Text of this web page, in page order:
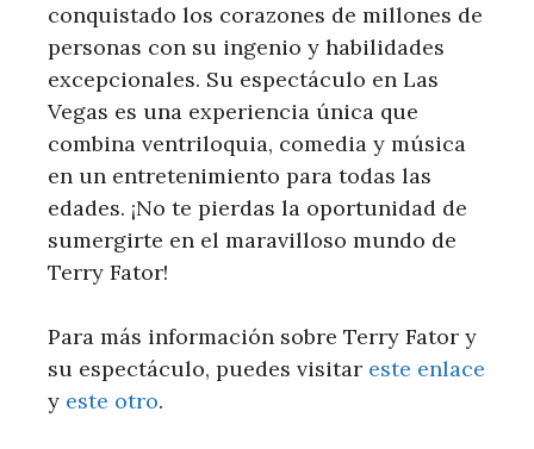
conquistado los corazones de ⁤millones de
personas con ⁣su ingenio y habilidades⁣
excepcionales. ⁢Su espectáculo en Las
Vegas es una experiencia‌ única que
combina ventriloquia, comedia ​y música
en un entretenimiento para todas las
edades. ¡No‍ te pierdas‌ la oportunidad de
sumergirte‌ en el maravilloso mundo ⁢de
Terry Fator! ⁢
Para más ​información sobre Terry Fator⁤ y
su espectáculo, puedes​ visitar este enlace
y este otro.